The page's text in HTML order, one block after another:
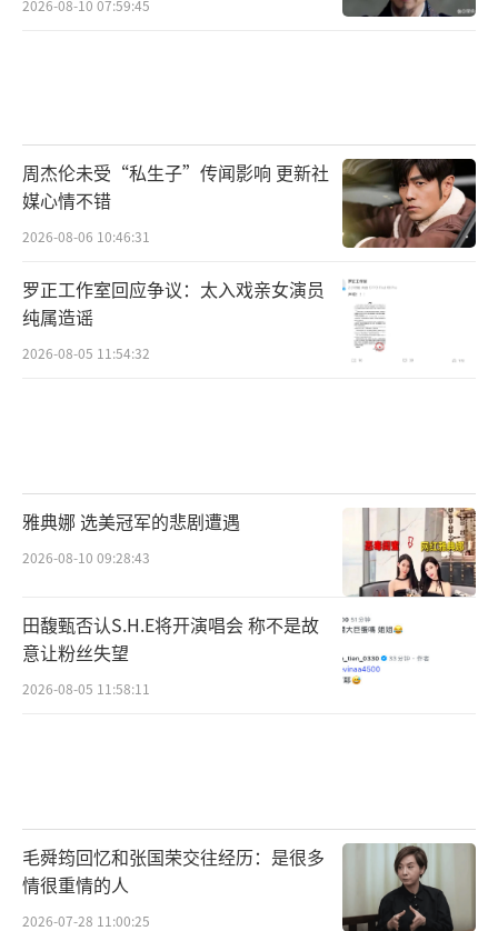
自己原因，好吧，这么多年了工资涨没涨，有
没有认真工作，好不好？”而这句话引发网络
争议。不少网友表示，“普通人挣钱真的很辛
苦，并不像头部网红来钱这么快。”
李佳琦当时直播的表情被网友做成了表情包（这个面部管理确实说
2026-08-10 07:59:45
周杰伦未受“私生子”传闻影响 更新社
媒心情不错
2026-08-06 10:46:31
罗正工作室回应争议：太入戏亲女演员
纯属造谣
2026-08-05 11:54:32
雅典娜 选美冠军的悲剧遭遇
2026-08-10 09:28:43
田馥甄否认S.H.E将开演唱会 称不是故
意让粉丝失望
2026-08-05 11:58:11
毛舜筠回忆和张国荣交往经历：是很多
情很重情的人
2026-07-28 11:00:25